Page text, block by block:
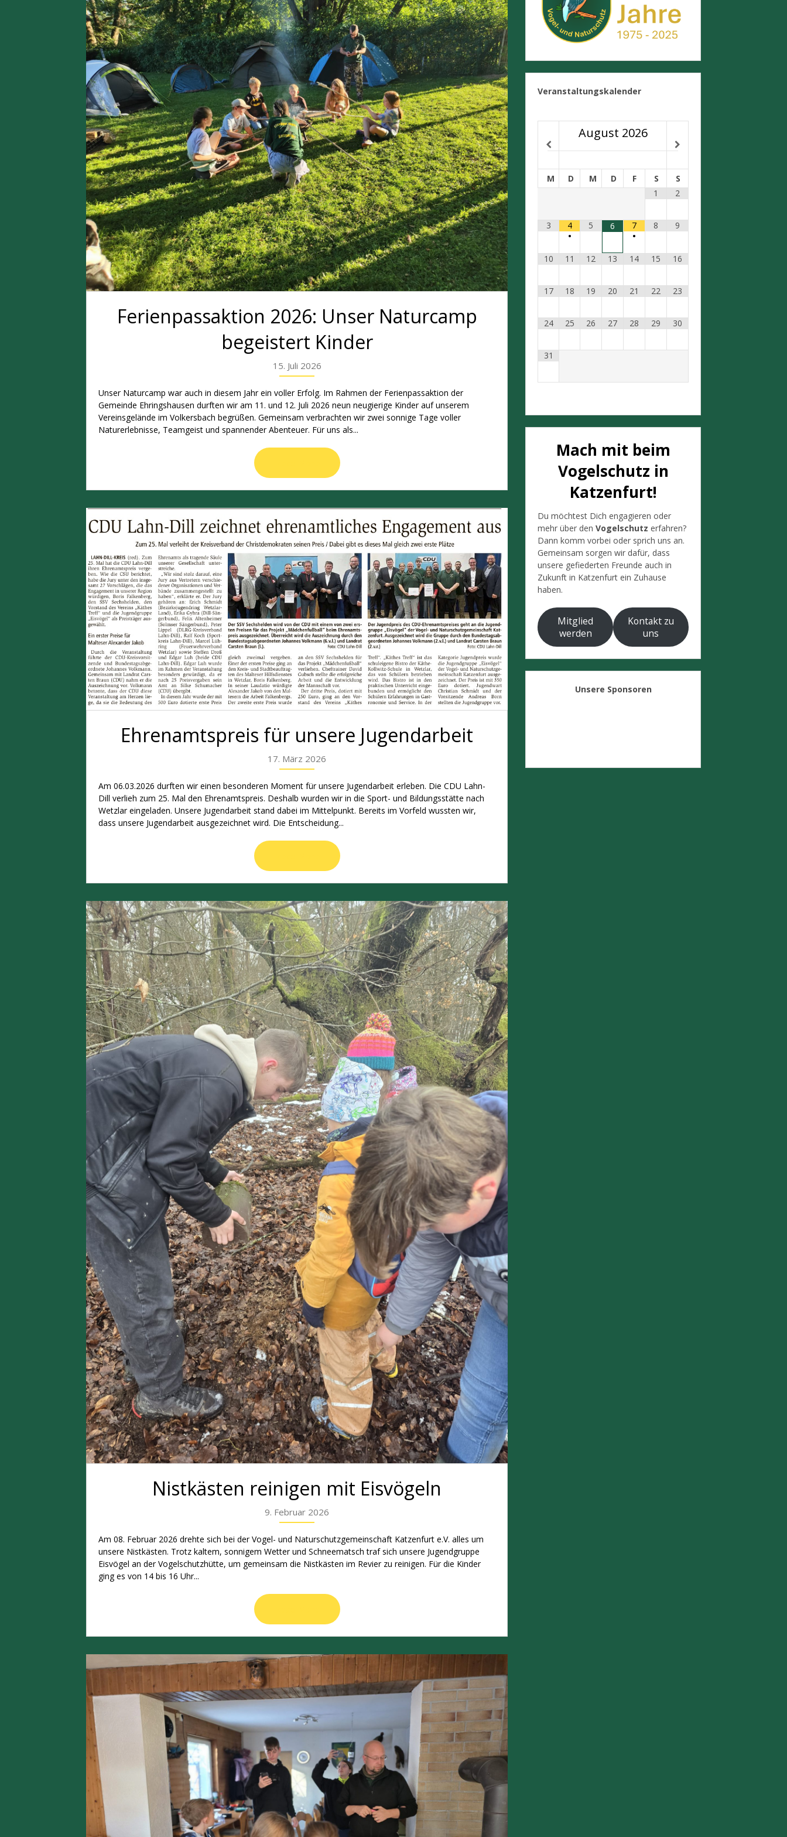
Ferienpassaktion 2026: Unser Naturcamp
begeistert Kinder
15. Juli 2026
Unser Naturcamp war auch in diesem Jahr ein voller Erfolg. Im Rahmen der Ferienpassaktion der
Gemeinde Ehringshausen durften wir am 11. und 12. Juli 2026 neun neugierige Kinder auf unserem
Vereinsgelände im Volkersbach begrüßen. Gemeinsam verbrachten wir zwei sonnige Tage voller
Naturerlebnisse, Teamgeist und spannender Abenteuer. Für uns als...
Ehrenamtspreis für unsere Jugendarbeit
17. März 2026
Am 06.03.2026 durften wir einen besonderen Moment für unsere Jugendarbeit erleben. Die CDU Lahn-
Dill verlieh zum 25. Mal den Ehrenamtspreis. Deshalb wurden wir in die Sport- und Bildungsstätte nach
Wetzlar eingeladen. Unsere Jugendarbeit stand dabei im Mittelpunkt. Bereits im Vorfeld wussten wir,
dass unsere Jugendarbeit ausgezeichnet wird. Die Entscheidung...
Nistkästen reinigen mit Eisvögeln
9. Februar 2026
Am 08. Februar 2026 drehte sich bei der Vogel- und Naturschutzgemeinschaft Katzenfurt e.V. alles um
unsere Nistkästen. Trotz kaltem, sonnigem Wetter und Schneematsch traf sich unsere Jugendgruppe
Eisvögel an der Vogelschutzhütte, um gemeinsam die Nistkästen im Revier zu reinigen. Für die Kinder
ging es von 14 bis 16 Uhr...
Veranstaltungskalender
August 2026
M D M D F S
S
1
2
3
4
•
5 6
7
•
8 9
10 11 12 13 14 15 16
17 18 19 20 21 22 23
24 25 26 27 28 29 30
31
Mach mit beim
Vogelschutz in
Katzenfurt!
Du möchtest Dich engagieren oder
mehr über den Vogelschutz erfahren?
Dann komm vorbei oder sprich uns an.
Gemeinsam sorgen wir dafür, dass
unsere gefiederten Freunde auch in
Zukunft in Katzenfurt ein Zuhause
haben.
Mitglied
werden
Kontakt zu
uns
Unsere Sponsoren